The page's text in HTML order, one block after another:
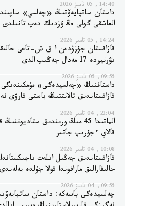
14:40, 05 تامىز 2026
داستان ساتپايەۆتىڭ «چەلسي»
العاشقى گولى ەڭ ۇزدىك دەپ تانىلدى
14:24, 05 تامىز 2026
قازاقستان جۇزۋدەن ا ق ش-تاعى
تۋرنيردە 17 مەدال جەڭىپ الدى
09:55, 05 تامىز 2026
داستاننىڭ «چەلسيدەگى»
قازاقستاندىق تالانتتىڭ باستى قارۋى نە
22:04, 04 تامىز 2026
الماتىدا 45 مىڭ ورىندىق
قالاي ءجۇرىپ جاتىر
10:08, 04 تامىز 2026
قازاقستاندىق جەڭىل اتلەت
حالىقارالىق مارافوندا قولا جۇلدە يەلەندى
09:55, 04 تامىز 2026
چەلسيدەگى باسەكە: داستان